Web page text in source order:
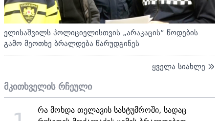
ელისაშვილს პოლიციელისთვის „არაკაცის“ წოდების
გამო მეოთხე ბრალდება წარუდგინეს
ყველა სიახლე
მკითხველის რჩეული
რა მოხდა თელავის სასტუმროში, სადაც